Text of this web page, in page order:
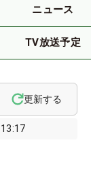
ニュース
TV放送予定
13:17
更新する